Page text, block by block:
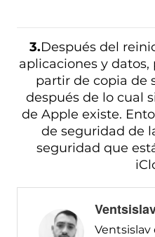
3.Después del
aplicaciones y
partir de copia de
después de lo cual
de Apple existe.
de seguridad de
seguridad que